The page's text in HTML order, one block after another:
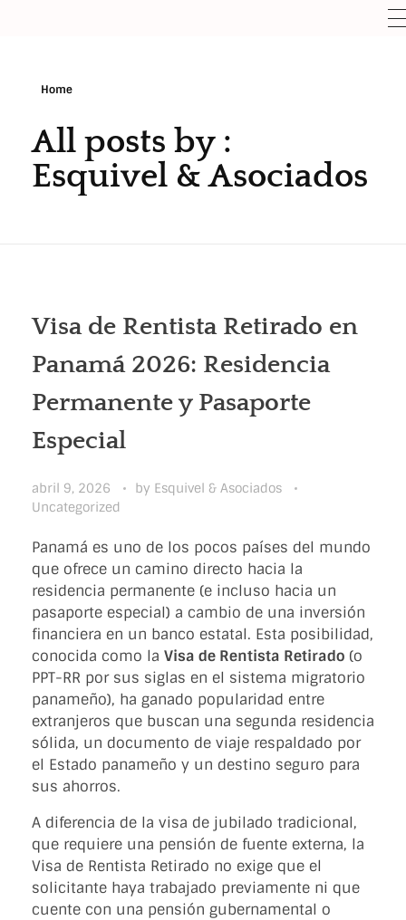
Home
All posts by :
Esquivel & Asociados
Visa de Rentista Retirado en
Panamá 2026: Residencia
Permanente y Pasaporte
Especial
abril 9, 2026 by Esquivel & Asociados
Uncategorized
Panamá es uno de los pocos países del mundo
que ofrece un camino directo hacia la
residencia permanente (e incluso hacia un
pasaporte especial) a cambio de una inversión
financiera en un banco estatal. Esta posibilidad,
conocida como la Visa de Rentista Retirado (o
PPT-RR por sus siglas en el sistema migratorio
panameño), ha ganado popularidad entre
extranjeros que buscan una segunda residencia
sólida, un documento de viaje respaldado por
el Estado panameño y un destino seguro para
sus ahorros.
A diferencia de la visa de jubilado tradicional,
que requiere una pensión de fuente externa, la
Visa de Rentista Retirado no exige que el
solicitante haya trabajado previamente ni que
cuente con una pensión gubernamental o